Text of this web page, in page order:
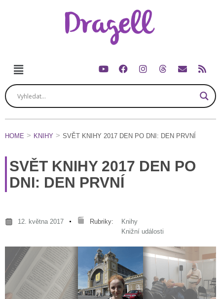
HOME KNIHY SVĚT KNIHY 2017 DEN PO DNI: DEN PRVNÍ
SVĚT KNIHY 2017 DEN PO
DNI: DEN PRVNÍ
12. května 2017 Rubriky:
Knihy
Knižní události